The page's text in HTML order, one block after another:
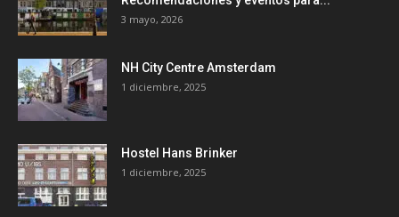
3 mayo, 2026
NH City Centre Amsterdam
1 diciembre, 2025
Hostel Hans Brinker
1 diciembre, 2025